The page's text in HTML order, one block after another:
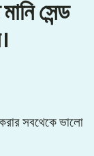
সেন্ড
সবথেকে ভালো